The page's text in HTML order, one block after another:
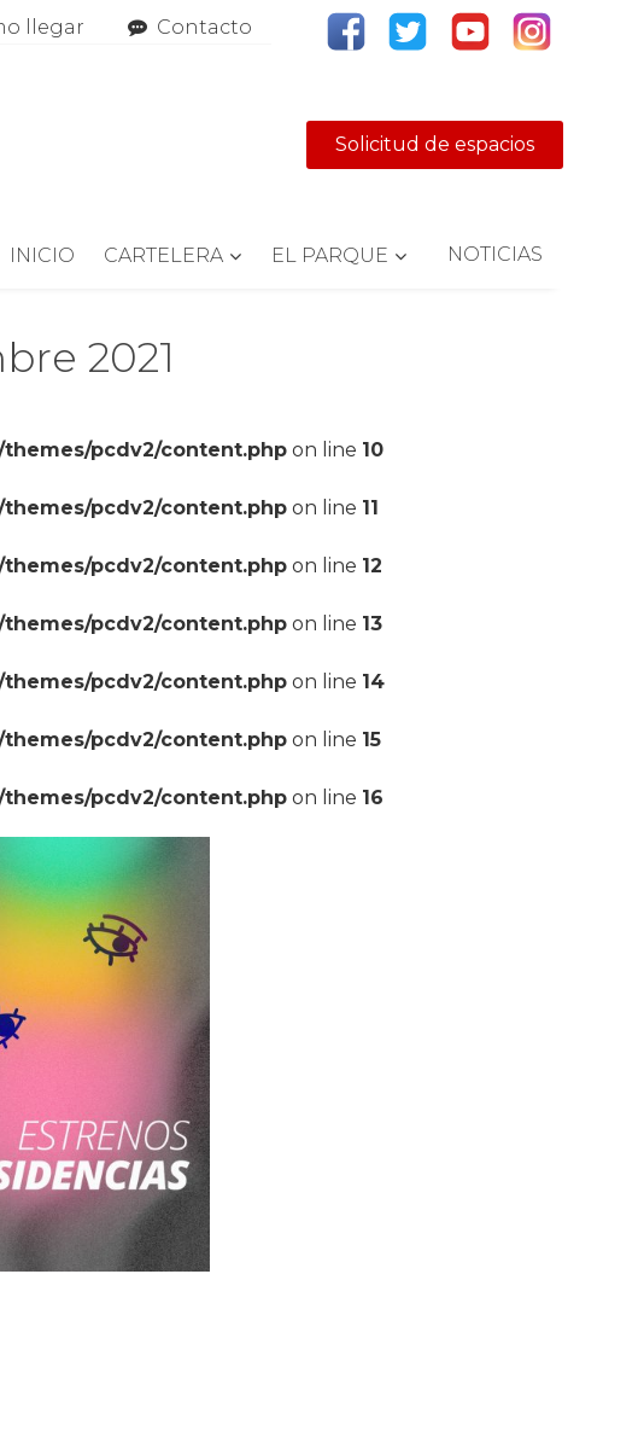
llegar Contacto
Solicitud de espacios
INICIO CARTELERA EL PARQUE NOTICIAS
2021
pcdv2/content.php on line 10
pcdv2/content.php on line 11
pcdv2/content.php on line 12
pcdv2/content.php on line 13
pcdv2/content.php on line 14
pcdv2/content.php on line 15
pcdv2/content.php on line 16